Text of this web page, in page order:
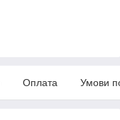
Оплата Умови